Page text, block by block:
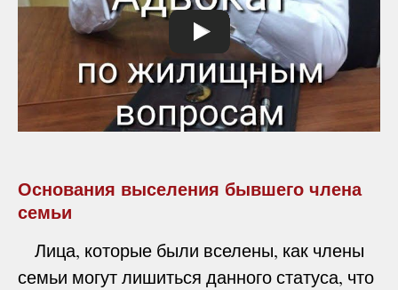
Основания выселения бывшего члена
семьи
Лица, которые были вселены, как члены
семьи могут лишиться данного статуса, что